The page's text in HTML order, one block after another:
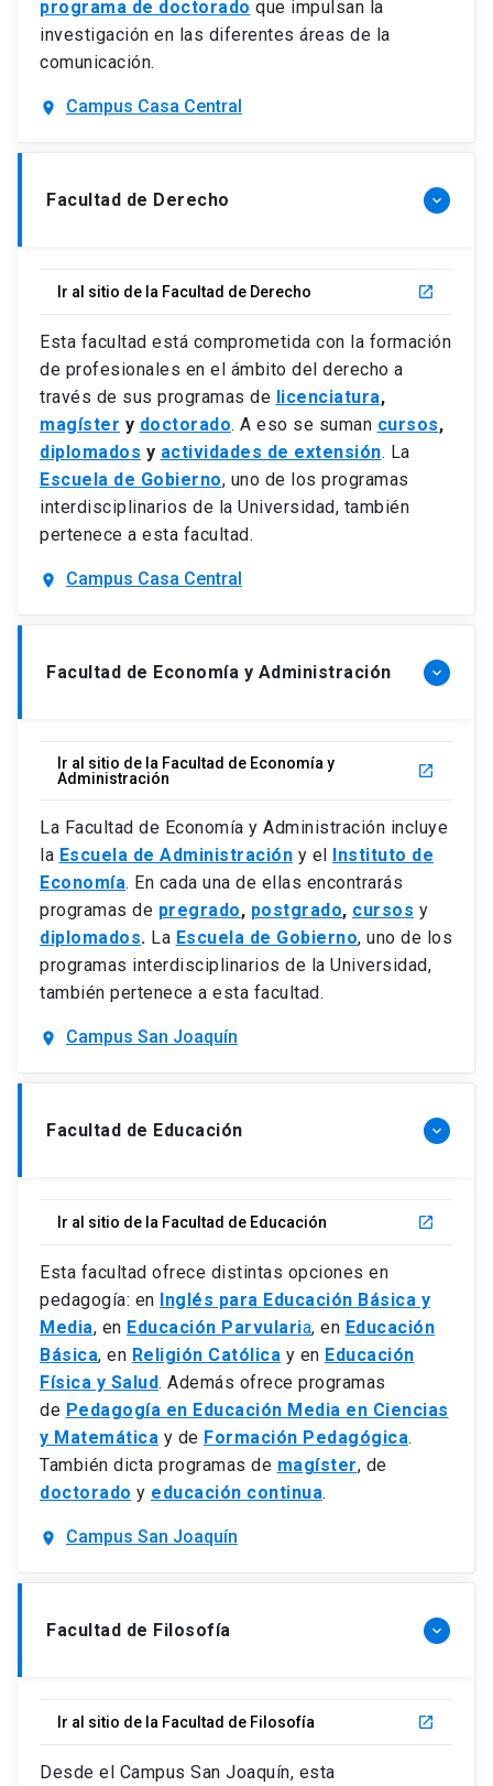
programa de doctorado que impulsan la
investigación en las diferentes áreas de la
comunicación.
location_on Campus Casa Central
Facultad de Derecho keyboard_arrow_down
Ir al sitio de la Facultad de Derecho launch
Esta facultad está comprometida con la formación
de profesionales en el ámbito del derecho a
través de sus programas de licenciatura,
magíster y doctorado. A eso se suman cursos,
diplomados y actividades de extensión. La
Escuela de Gobierno, uno de los programas
interdisciplinarios de la Universidad, también
pertenece a esta facultad.
location_on Campus Casa Central
Facultad de Economía y Administración keyboard_arrow_down
Ir al sitio de la Facultad de Economía y
Administración
launch
La Facultad de Economía y Administración incluye
la Escuela de Administración y el Instituto de
Economía. En cada una de ellas encontrarás
programas de pregrado, postgrado, cursos y
diplomados. La Escuela de Gobierno, uno de los
programas interdisciplinarios de la Universidad,
también pertenece a esta facultad.
location_on Campus San Joaquín
Facultad de Educación keyboard_arrow_down
Ir al sitio de la Facultad de Educación launch
Esta facultad ofrece distintas opciones en
pedagogía: en Inglés para Educación Básica y
Media, en Educación Parvularia, en Educación
Básica, en Religión Católica y en Educación
Física y Salud. Además ofrece programas
de Pedagogía en Educación Media en Ciencias
y Matemática y de Formación Pedagógica.
También dicta programas de magíster, de
doctorado y educación continua.
location_on Campus San Joaquín
Facultad de Filosofía keyboard_arrow_down
Ir al sitio de la Facultad de Filosofía launch
Desde el Campus San Joaquín, esta